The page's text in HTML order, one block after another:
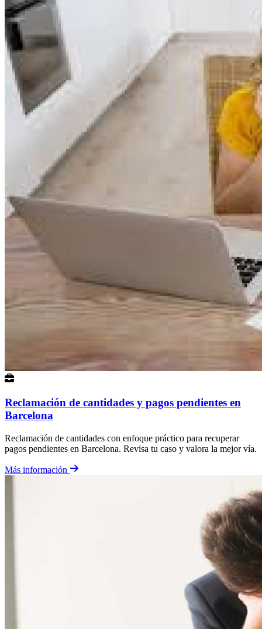
Reclamación de cantidades y pagos pendientes en
Barcelona
Reclamación de cantidades con enfoque práctico para recuperar
pagos pendientes en Barcelona. Revisa tu caso y valora la mejor vía.
Más información